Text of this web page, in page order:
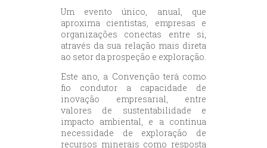
Um evento único, anual, que
aproxima cientistas, empresas e
organizações conectas entre si,
através da sua relação mais direta
ao setor da prospeção e exploração.
Este ano, a Convenção terá como
fio condutor a capacidade de
inovação empresarial, entre
valores de sustentabilidade e
impacto ambiental, e a contínua
necessidade de exploração de
recursos minerais como resposta